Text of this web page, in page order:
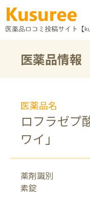
医薬品情報
医薬品名
ロフラゼプ
ワイ」
薬剤識別
素錠